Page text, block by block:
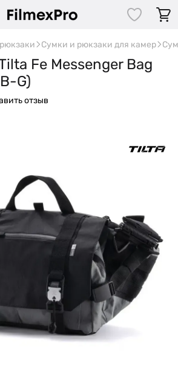
Сумки и рюкзаки для камер
Fe Messenger Bag
G)
отзыв